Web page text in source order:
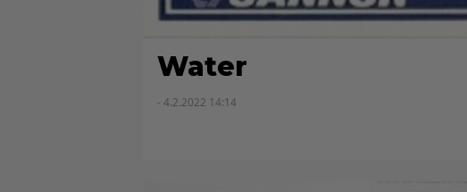
Water
- 4.2.2022 14:14